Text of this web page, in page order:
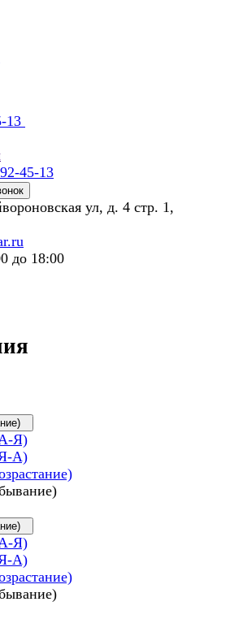
13
45-13
ул, д. 4 стр. 1,
до 18:00
Я)
А)
Я)
А)